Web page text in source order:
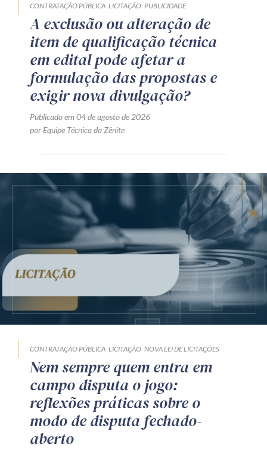
CONTRATAÇÃO PÚBLICA LICITAÇÃO PUBLICIDADE
A exclusão ou alteração de
item de qualificação técnica
em edital pode afetar a
formulação das propostas e
exigir nova divulgação?
Publicado em 04 de agosto de 2026
por Equipe Técnica da Zênite
CONTRATAÇÃO PÚBLICA LICITAÇÃO NOVA LEI DE LICITAÇÕES
Nem sempre quem entra em
campo disputa o jogo:
reflexões práticas sobre o
modo de disputa fechado-
aberto